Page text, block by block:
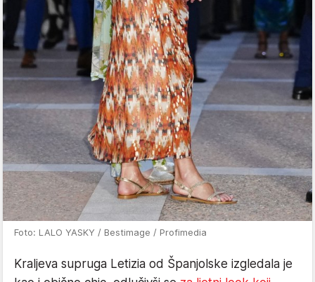
Foto: LALO YASKY / Bestimage / Profimedia
Kraljeva supruga Letizia od Španjolske izgledala je